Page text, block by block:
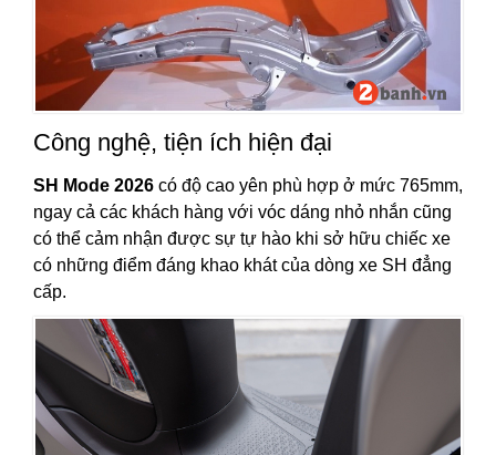
Công nghệ, tiện ích hiện đại
SH Mode 2026 có độ cao yên phù hợp ở mức 765mm,
ngay cả các khách hàng với vóc dáng nhỏ nhắn cũng
có thể cảm nhận được sự tự hào khi sở hữu chiếc xe
có những điểm đáng khao khát của dòng xe SH đẳng
cấp.